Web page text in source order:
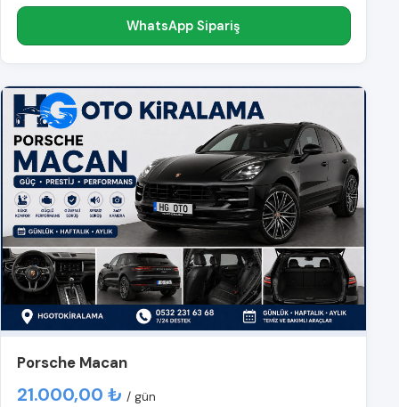
WhatsApp Sipariş
Porsche Macan
21.000,00 ₺ / gün